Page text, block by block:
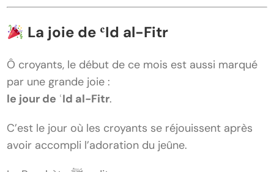
La joie de ʿId al-Fitr
Ô croyants, le début de ce mois est aussi marqué
par une grande joie :
le jour de ʿId al-Fitr.
C’est le jour où les croyants se réjouissent après
avoir accompli l’adoration du jeûne.